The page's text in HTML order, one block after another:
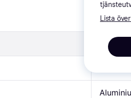
Mak
2 146 kr
Lista